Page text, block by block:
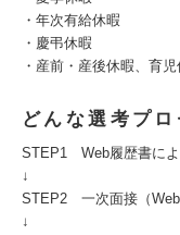
・年次有給休暇
・慶弔休暇
・産前・産後休暇、育
どんな選考プ
STEP1 Web履歴書に
↓
STEP2 一次面接（Web
↓